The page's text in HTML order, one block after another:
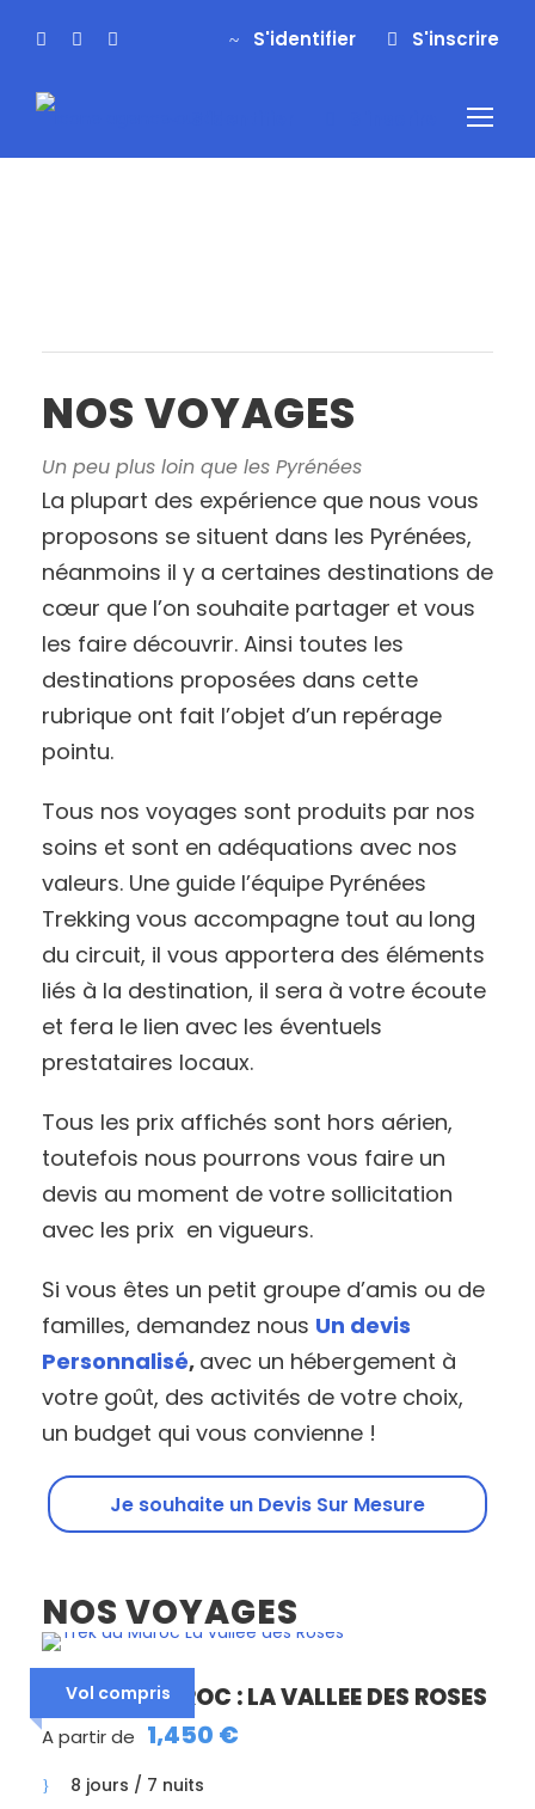
S'identifier S'inscrire
NOS VOYAGES
Un peu plus loin que les Pyrénées
La plupart des expérience que nous vous
proposons se situent dans les Pyrénées,
néanmoins il y a certaines destinations de
cœur que l’on souhaite partager et vous
les faire découvrir. Ainsi toutes les
destinations proposées dans cette
rubrique ont fait l’objet d’un repérage
pointu.
Tous nos voyages sont produits par nos
soins et sont en adéquations avec nos
valeurs. Une guide l’équipe Pyrénées
Trekking vous accompagne tout au long
du circuit, il vous apportera des éléments
liés à la destination, il sera à votre écoute
et fera le lien avec les éventuels
prestataires locaux.
Tous les prix affichés sont hors aérien,
toutefois nous pourrons vous faire un
devis au moment de votre sollicitation
avec les prix en vigueurs.
Si vous êtes un petit groupe d’amis ou de
familles, demandez nous Un devis
Personnalisé, avec un hébergement à
votre goût, des activités de votre choix,
un budget qui vous convienne !
Je souhaite un Devis Sur Mesure
NOS VOYAGES
Vol compris
TREK AU MAROC : LA VALLEE DES ROSES
A partir de 1,450 €
8 jours / 7 nuits